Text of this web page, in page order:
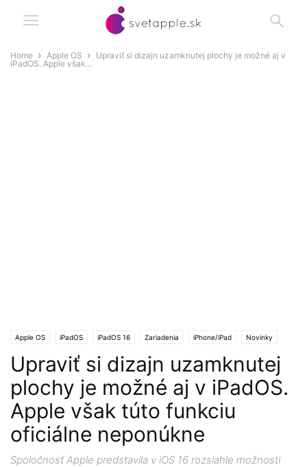
Home Apple OS
Upraviť si dizajn uzamknutej plochy je možné aj v
iPadOS. Apple však...
Apple OS iPadOS iPadOS 16 Zariadenia iPhone/iPad Novinky
Upraviť si dizajn uzamknutej
plochy je možné aj v iPadOS.
Apple však túto funkciu
oficiálne neponúkne
Spoločnosť Apple predstavila v iOS 16 rozsiahle možnosti